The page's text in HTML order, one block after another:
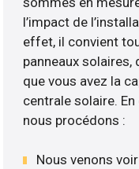
l’impact de
effet, il convient
panneaux solaires,
que vous avez la
centrale solaire.
nous procédons :
Nous venons